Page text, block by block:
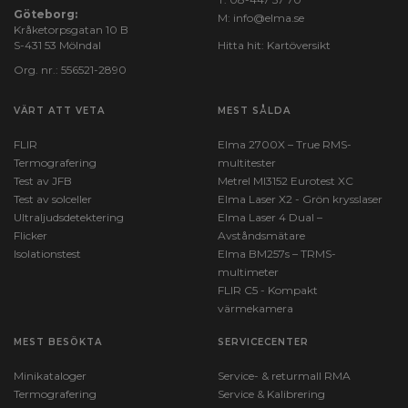
Göteborg:
Kråketorpsgatan 10 B
S-431 53 Mölndal
Org. nr.: 556521-2890
M: info@elma.se
Hitta hit: Kartöversikt
VÄRT ATT VETA
FLIR
Termografering
Test av JFB
Test av solceller
Ultraljudsdetektering
Flicker
Isolationstest
MEST SÅLDA
Elma 2700X – True RMS-
multitester
Metrel MI3152 Eurotest XC
Elma Laser X2 - Grön krysslaser
Elma Laser 4 Dual –
Avståndsmätare
Elma BM257s – TRMS-
multimeter
FLIR C5 - Kompakt
värmekamera
MEST BESÖKTA
Minikataloger
Termografering
SERVICECENTER
Service- & returmall RMA
Service & Kalibrering